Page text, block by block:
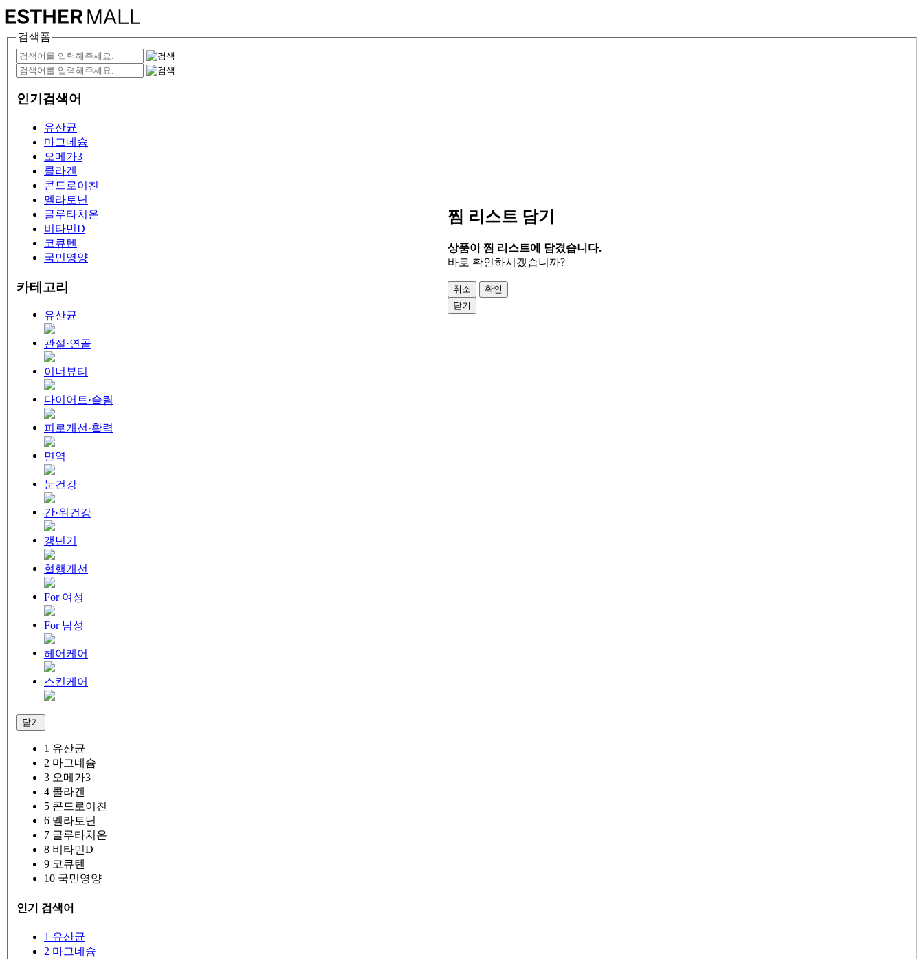
검색폼
인기검색어
유산균
마그네슘
오메가3
콜라겐
콘드로이친
멜라토닌
글루타치온
비타민D
코큐텐
국민영양
카테고리
유산균
관절·연골
이너뷰티
다이어트·슬림
피로개선·활력
면역
눈건강
간·위건강
갱년기
혈행개선
For 여성
For 남성
헤어케어
스킨케어
닫기
1 유산균
2 마그네슘
3 오메가3
4 콜라겐
5 콘드로이친
6 멜라토닌
7 글루타치온
8 비타민D
9 코큐텐
10 국민영양
인기 검색어
1 유산균
2 마그네슘
찜 리스트 담기
상품이 찜 리스트에 담겼습니다.
바로 확인하시겠습니까?
취소
확인
닫기